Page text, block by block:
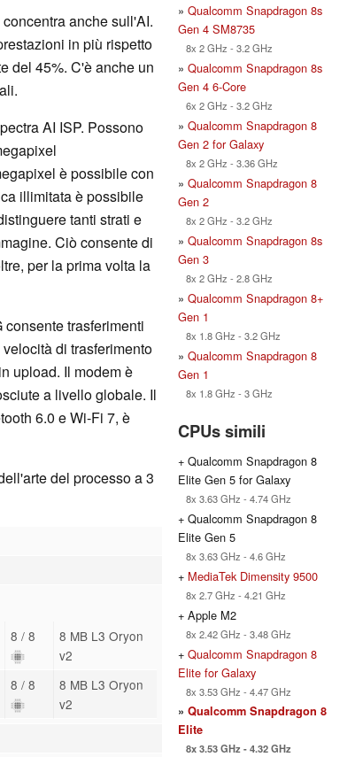
anche sull'AI.
in più rispetto
del 45%. C'è anche un
AI ISP. Possono
è possibile con
illimitata è possibile
tanti strati e
Ciò consente di
per la prima volta la
trasferimenti
di trasferimento
upload. Il modem è
a livello globale. Il
6.0 e Wi-Fi 7, è
del processo a 3
8 / 8
8 MB L3 Oryon
v2
8 / 8
8 MB L3 Oryon
v2
» Qualcomm Snapdragon 8s
Gen 4 SM8735
8x 2 GHz - 3.2 GHz
» Qualcomm Snapdragon 8s
Gen 4 6-Core
6x 2 GHz - 3.2 GHz
» Qualcomm Snapdragon 8
Gen 2 for Galaxy
8x 2 GHz - 3.36 GHz
» Qualcomm Snapdragon 8
Gen 2
8x 2 GHz - 3.2 GHz
» Qualcomm Snapdragon 8s
Gen 3
8x 2 GHz - 2.8 GHz
» Qualcomm Snapdragon 8+
Gen 1
8x 1.8 GHz - 3.2 GHz
» Qualcomm Snapdragon 8
Gen 1
8x 1.8 GHz - 3 GHz
CPUs simili
+ Qualcomm Snapdragon 8
Elite Gen 5 for Galaxy
8x 3.63 GHz - 4.74 GHz
+ Qualcomm Snapdragon 8
Elite Gen 5
8x 3.63 GHz - 4.6 GHz
+ MediaTek Dimensity 9500
8x 2.7 GHz - 4.21 GHz
+ Apple M2
8x 2.42 GHz - 3.48 GHz
+ Qualcomm Snapdragon 8
Elite for Galaxy
8x 3.53 GHz - 4.47 GHz
» Qualcomm Snapdragon 8
Elite
8x 3.53 GHz - 4.32 GHz